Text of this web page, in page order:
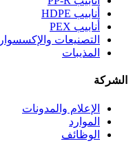
أنابيب HDPE
أنابيب PEX
التصنيعات
المذيبات
الشركة
الإعلام والمدونات
الموارد
الوظائف